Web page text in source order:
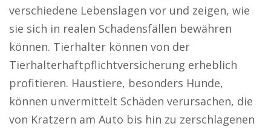
verschiedene Lebenslagen vor und zeigen, wie
sie sich in realen Schadensfällen bewähren
können. Tierhalter können von der
Tierhalterhaftpflichtversicherung erheblich
profitieren. Haustiere, besonders Hunde,
können unvermittelt Schäden verursachen, die
von Kratzern am Auto bis hin zu zerschlagenen